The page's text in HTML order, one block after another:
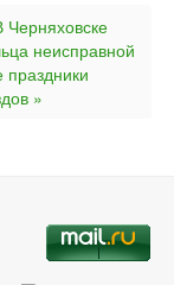
Черняховске
неисправной
праздники
»